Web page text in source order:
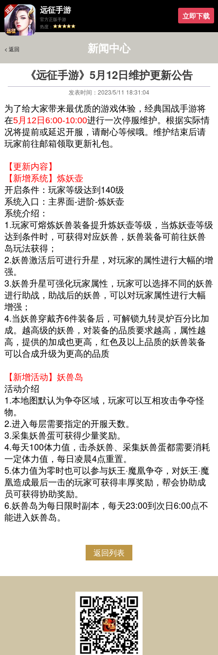
远征手游
官方正版手游
热度：
立即下载
新闻中心
< 返回
< 返回
《远征手游》5月12日维护更新公告
发表时间：2023/5/11 18:31:04
为了给大家带来最优质的游戏体验，经典国战手游将
在5月12日6:00-10:00进行一次停服维护。根据实际情
况将提前或延迟开服，请耐心等候哦。 维护结束后请
玩家前往邮箱领取更新礼包。
【更新内容】
【新增系统】炼妖壶
开启条件：玩家等级达到140级
系统入口：主界面-进阶-炼妖壶
系统介绍：
1.玩家可熔炼妖兽装备提升炼妖壶等级，当炼妖壶等级
达到条件时，可获得对应妖兽，妖兽装备可前往妖兽
岛玩法获得；
2.妖兽激活后可进行升星，对玩家的属性进行大幅的增
强。
3.妖兽升星可强化玩家属性，玩家可以选择不同的妖兽
进行助战，助战后的妖兽，可以对玩家属性进行大幅
增强；
4.当妖兽穿戴齐6件装备后，可解锁九转灵炉百分比加
成。越高级的妖兽，对装备的品质要求越高，属性越
高，提供的加成也更高，红色及以上品质的妖兽装备
可以合成升级为更高的品质
【新增活动】妖兽岛
活动介绍
1.本地图默认为争夺区域，玩家可以互相攻击争夺怪
物。
2.进入每层需要指定的开服天数。
3.采集妖兽蛋可获得少量奖励。
4.每天100体力值，击杀妖兽、采集妖兽蛋都需要消耗
一定体力值，每日凌晨4点重置。
5.体力值为零时也可以参与妖王·魔凰争夺，对妖王·魔
凰造成最后一击的玩家可获得丰厚奖励，帮会协助成
员可获得协助奖励。
6.妖兽岛为每日限时副本，每天23:00到次日6:00点不
能进入妖兽岛。
返回列表